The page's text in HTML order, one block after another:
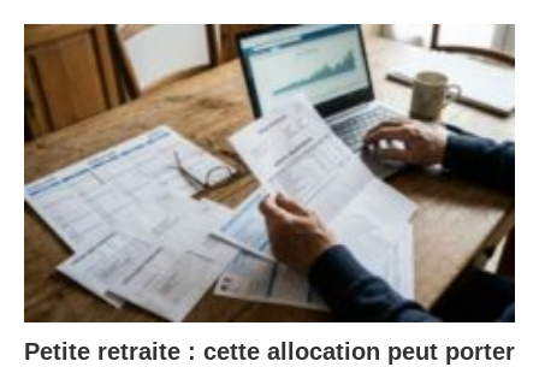
Petite retraite : cette allocation peut porter